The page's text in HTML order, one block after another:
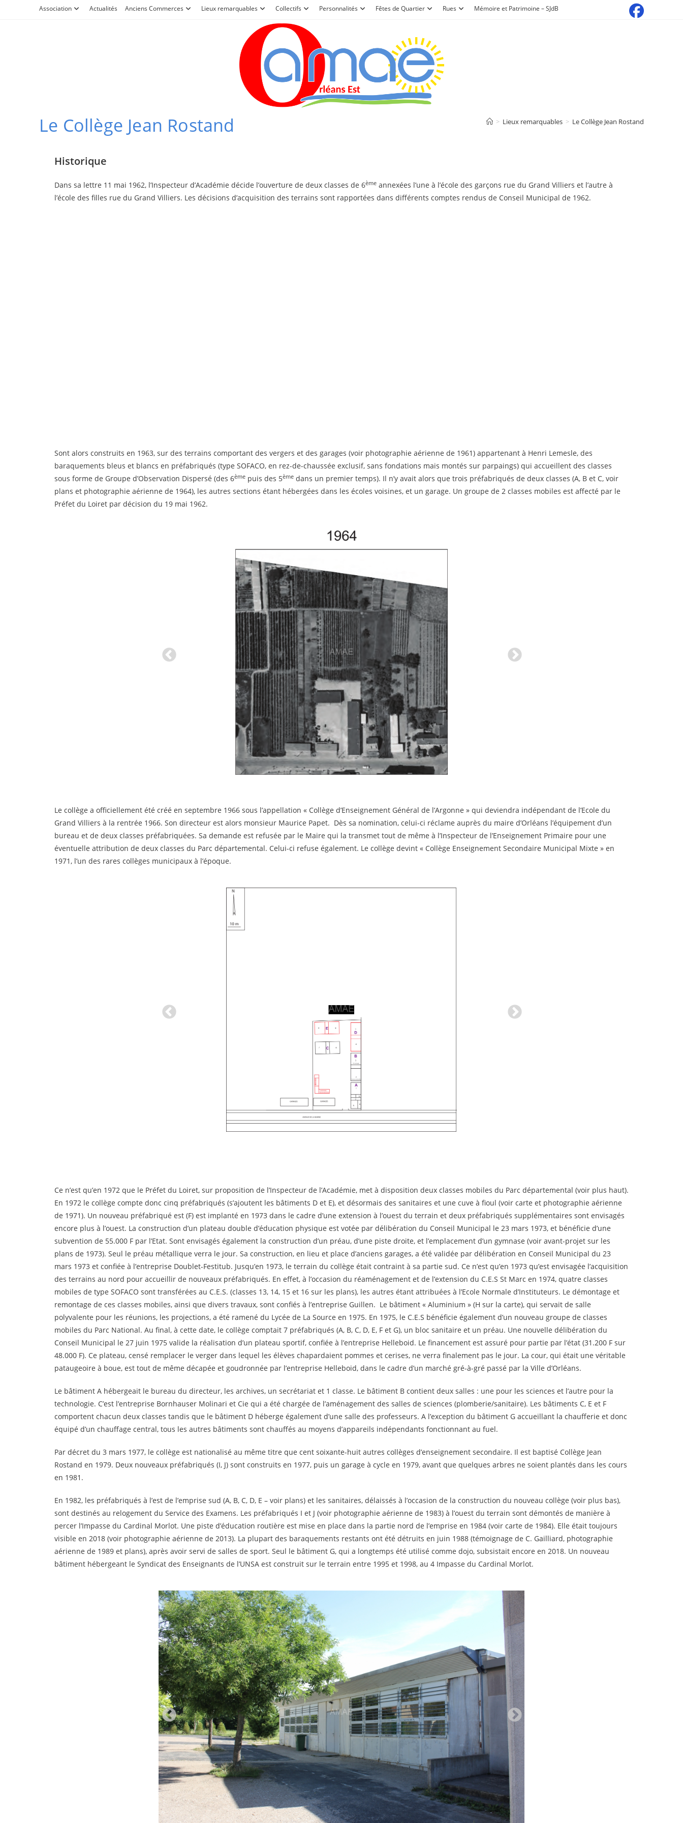
Association Actualités Anciens Commerces Lieux remarquables Collectifs Personnalités Fêtes de Quartier Rues Mémoire et Patrimoine – SJdB
Le Collège Jean Rostand > Lieux remarquables > Le Collège Jean Rostand
Historique
Dans sa lettre 11 mai 1962, l’Inspecteur d’Académie décide l’ouverture de deux classes de 6ème annexées l’une à l’école des garçons rue du Grand Villiers et l’autre à
l’école des filles rue du Grand Villiers. Les décisions d’acquisition des terrains sont rapportées dans différents comptes rendus de Conseil Municipal de 1962.
Sont alors construits en 1963, sur des terrains comportant des vergers et des garages (voir photographie aérienne de 1961) appartenant à Henri Lemesle, des
baraquements bleus et blancs en préfabriqués (type SOFACO, en rez-de-chaussée exclusif, sans fondations mais montés sur parpaings) qui accueillent des classes
sous forme de Groupe d’Observation Dispersé (des 6ème puis des 5ème dans un premier temps). Il n’y avait alors que trois préfabriqués de deux classes (A, B et C, voir
plans et photographie aérienne de 1964), les autres sections étant hébergées dans les écoles voisines, et un garage. Un groupe de 2 classes mobiles est affecté par le
Préfet du Loiret par décision du 19 mai 1962.
Le collège a officiellement été créé en septembre 1966 sous l’appellation « Collège d’Enseignement Général de l’Argonne » qui deviendra indépendant de l’Ecole du
Grand Villiers à la rentrée 1966. Son directeur est alors monsieur Maurice Papet. Dès sa nomination, celui-ci réclame auprès du maire d’Orléans l’équipement d’un
bureau et de deux classes préfabriquées. Sa demande est refusée par le Maire qui la transmet tout de même à l’Inspecteur de l’Enseignement Primaire pour une
éventuelle attribution de deux classes du Parc départemental. Celui-ci refuse également. Le collège devint « Collège Enseignement Secondaire Municipal Mixte » en
1971, l’un des rares collèges municipaux à l’époque.
Ce n’est qu’en 1972 que le Préfet du Loiret, sur proposition de l’Inspecteur de l’Académie, met à disposition deux classes mobiles du Parc départemental (voir plus haut).
En 1972 le collège compte donc cinq préfabriqués (s’ajoutent les bâtiments D et E), et désormais des sanitaires et une cuve à fioul (voir carte et photographie aérienne
de 1971). Un nouveau préfabriqué est (F) est implanté en 1973 dans le cadre d’une extension à l’ouest du terrain et deux préfabriqués supplémentaires sont envisagés
encore plus à l’ouest. La construction d’un plateau double d’éducation physique est votée par délibération du Conseil Municipal le 23 mars 1973, et bénéficie d’une
subvention de 55.000 F par l’Etat. Sont envisagés également la construction d’un préau, d’une piste droite, et l’emplacement d’un gymnase (voir avant-projet sur les
plans de 1973). Seul le préau métallique verra le jour. Sa construction, en lieu et place d’anciens garages, a été validée par délibération en Conseil Municipal du 23
mars 1973 et confiée à l’entreprise Doublet-Festitub. Jusqu’en 1973, le terrain du collège était contraint à sa partie sud. Ce n’est qu’en 1973 qu’est envisagée l’acquisition
des terrains au nord pour accueillir de nouveaux préfabriqués. En effet, à l’occasion du réaménagement et de l’extension du C.E.S St Marc en 1974, quatre classes
mobiles de type SOFACO sont transférées au C.E.S. (classes 13, 14, 15 et 16 sur les plans), les autres étant attribuées à l’Ecole Normale d’Instituteurs. Le démontage et
remontage de ces classes mobiles, ainsi que divers travaux, sont confiés à l’entreprise Guillen. Le bâtiment « Aluminium » (H sur la carte), qui servait de salle
polyvalente pour les réunions, les projections, a été ramené du Lycée de La Source en 1975. En 1975, le C.E.S bénéficie également d’un nouveau groupe de classes
mobiles du Parc National. Au final, à cette date, le collège comptait 7 préfabriqués (A, B, C, D, E, F et G), un bloc sanitaire et un préau. Une nouvelle délibération du
Conseil Municipal le 27 juin 1975 valide la réalisation d’un plateau sportif, confiée à l’entreprise Helleboid. Le financement est assuré pour partie par l’état (31.200 F sur
48.000 F). Ce plateau, censé remplacer le verger dans lequel les élèves chapardaient pommes et cerises, ne verra finalement pas le jour. La cour, qui était une véritable
pataugeoire à boue, est tout de même décapée et goudronnée par l’entreprise Helleboid, dans le cadre d’un marché gré-à-gré passé par la Ville d’Orléans.
Le bâtiment A hébergeait le bureau du directeur, les archives, un secrétariat et 1 classe. Le bâtiment B contient deux salles : une pour les sciences et l’autre pour la
technologie. C’est l’entreprise Bornhauser Molinari et Cie qui a été chargée de l’aménagement des salles de sciences (plomberie/sanitaire). Les bâtiments C, E et F
comportent chacun deux classes tandis que le bâtiment D héberge également d’une salle des professeurs. A l’exception du bâtiment G accueillant la chaufferie et donc
équipé d’un chauffage central, tous les autres bâtiments sont chauffés au moyens d’appareils indépendants fonctionnant au fuel.
Par décret du 3 mars 1977, le collège est nationalisé au même titre que cent soixante-huit autres collèges d’enseignement secondaire. Il est baptisé Collège Jean
Rostand en 1979. Deux nouveaux préfabriqués (I, J) sont construits en 1977, puis un garage à cycle en 1979, avant que quelques arbres ne soient plantés dans les cours
en 1981.
En 1982, les préfabriqués à l’est de l’emprise sud (A, B, C, D, E – voir plans) et les sanitaires, délaissés à l’occasion de la construction du nouveau collège (voir plus bas),
sont destinés au relogement du Service des Examens. Les préfabriqués I et J (voir photographie aérienne de 1983) à l’ouest du terrain sont démontés de manière à
percer l’Impasse du Cardinal Morlot. Une piste d’éducation routière est mise en place dans la partie nord de l’emprise en 1984 (voir carte de 1984). Elle était toujours
visible en 2018 (voir photographie aérienne de 2013). La plupart des baraquements restants ont été détruits en juin 1988 (témoignage de C. Gailliard, photographie
aérienne de 1989 et plans), après avoir servi de salles de sport. Seul le bâtiment G, qui a longtemps été utilisé comme dojo, subsistait encore en 2018. Un nouveau
bâtiment hébergeant le Syndicat des Enseignants de l’UNSA est construit sur le terrain entre 1995 et 1998, au 4 Impasse du Cardinal Morlot.